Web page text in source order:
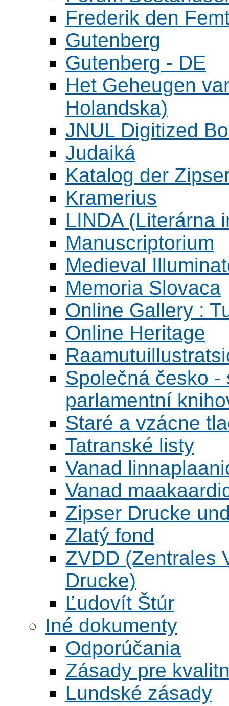
Frederik den
Gutenberg
Gutenberg - DE
Het Geheugen
Holandska)
JNUL Digitized
Judaiká
Katalog der
Kramerius
LINDA (Literárna
Manuscriptorium
Medieval
Memoria Slovaca
Online Gallery :
Online Heritage
Společná česko
parlamentní
Staré a vzácne
Tatranské listy
Vanad
Vanad
Zipser Drucke
Zlatý fond
ZVDD (Zentrales
Drucke)
Ľudovít Štúr
Iné dokumenty
Odporúčania
Zásady pre
Lundské zásady